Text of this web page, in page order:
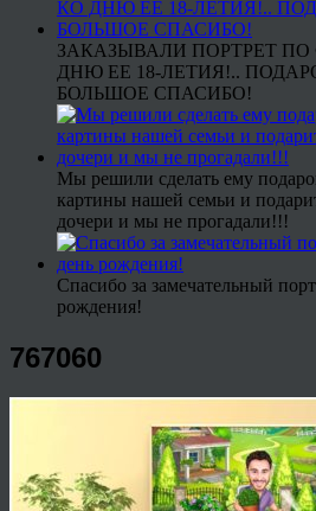
ЗАКАЗЫВАЛИ ПОРТРЕТ
ДНЮ ЕЕ 18-ЛЕТИЯ!..
БОЛЬШОЕ СПАСИБО!
Мы решили сделать ему
картины нашей семьи и
дочери и мы не прогадали!!!
Спасибо за замечательный
рождения!
767060